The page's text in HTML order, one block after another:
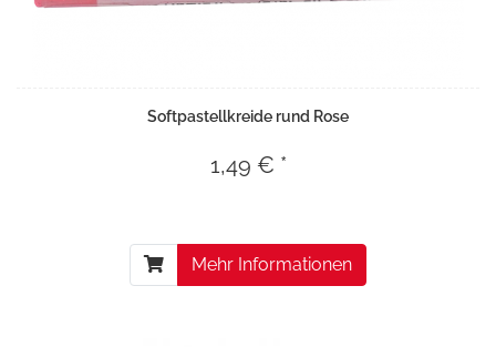
Softpastellkreide rund Rose
1,49 € *
Mehr Informationen